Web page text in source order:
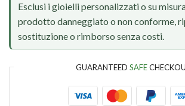
Esclusi i gioielli personalizzati o su
prodotto danneggiato o non conforme,
sostituzione o rimborso senza costi.
GUARANTEED SAFE